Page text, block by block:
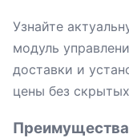
Узнайте
модуль
доставки и
цены без
Преимущества